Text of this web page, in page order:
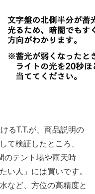
るT.T.が、商品説明の
て検証したところ、
のテント場や雨天時
い人」には買いです。
など、方位の高精度と